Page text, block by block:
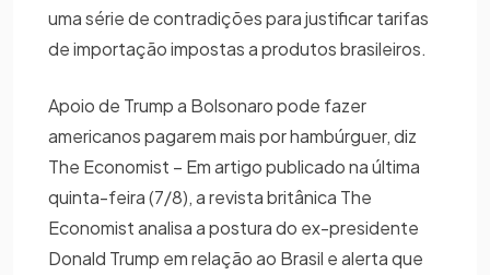
uma série de contradições para justificar tarifas
de importação impostas a produtos brasileiros.
Apoio de Trump a Bolsonaro pode fazer
americanos pagarem mais por hambúrguer, diz
The Economist – Em artigo publicado na última
quinta-feira (7/8), a revista britânica The
Economist analisa a postura do ex-presidente
Donald Trump em relação ao Brasil e alerta que